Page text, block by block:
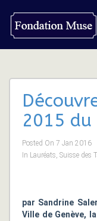
2015 du
Posted On 7 Jan 2016
In Lauréats, Suisse des
par Sandrine
Ville de Genève,